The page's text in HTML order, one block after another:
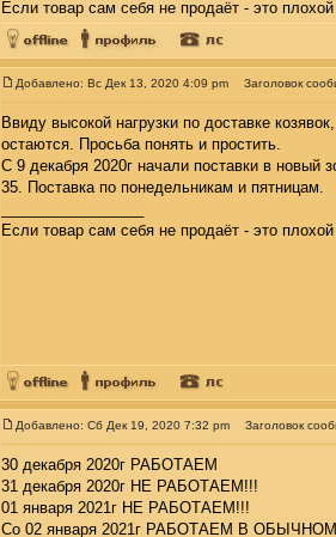
Если товар сам себя не продаёт - это
Добавлено: Вс Дек 13, 2020 4:09 pm Заголовок
Ввиду высокой нагрузки по доставке
остаются. Просьба понять и простить.
С 9 декабря 2020г начали поставки в новый
35. Поставка по понедельникам и пятницам.
Если товар сам себя не продаёт - это
Добавлено: Сб Дек 19, 2020 7:32 pm Заголовок
30 декабря 2020г РАБОТАЕМ
31 декабря 2020г НЕ РАБОТАЕМ!!!
01 января 2021г НЕ РАБОТАЕМ!!!
Со 02 января 2021г РАБОТАЕМ В